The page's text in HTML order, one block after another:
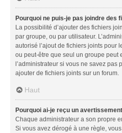
Pourquoi ne puis-je pas joindre des
La possibilité d’ajouter des fichiers
par groupe, ou par utilisateur.
autorisé l’ajout de fichiers joints pour
ou peut-être que seul un groupe peut
l’administrateur si vous ne savez pas
ajouter de fichiers joints sur un forum.
Haut
Pourquoi ai-je reçu un
Chaque administrateur a son propre
Si vous avez dérogé à une règle,